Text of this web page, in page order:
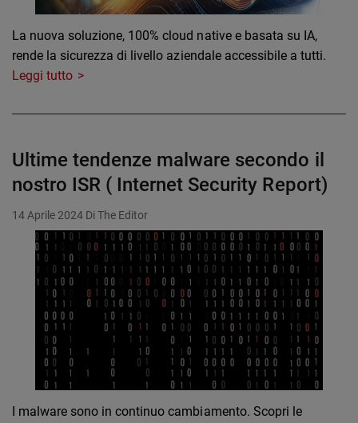
La nuova soluzione, 100% cloud native e basata su IA,
rende la sicurezza di livello aziendale accessibile a tutti.
Leggi tutto
Ultime tendenze malware secondo il
nostro ISR ( Internet Security Report)
14 Aprile 2024 Di The Editor
I malware sono in continuo cambiamento. Scopri le